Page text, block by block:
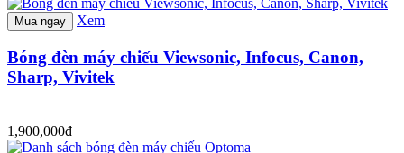
Mua ngay Xem
Bóng đèn máy chiếu Viewsonic, Infocus, Canon,
Sharp, Vivitek
1,900,000đ